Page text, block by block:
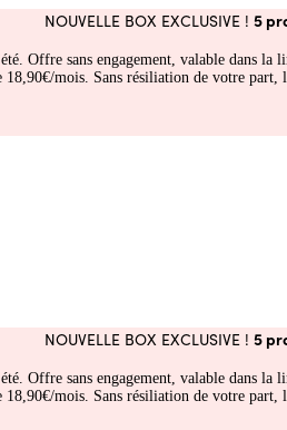
NOUVELLE BOX EXCLUSIVE ! 5
Offre sans engagement, valable dans
mois. Sans résiliation de votre part,
NOUVELLE BOX EXCLUSIVE ! 5
Offre sans engagement, valable dans
mois. Sans résiliation de votre part,